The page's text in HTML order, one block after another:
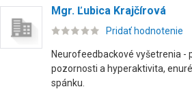
Mgr. Ľubica Krajčírová
Pridať hodnotenie
Neurofeedbackové vyšetrenia -
pozornosti a hyperaktivita,
spánku.